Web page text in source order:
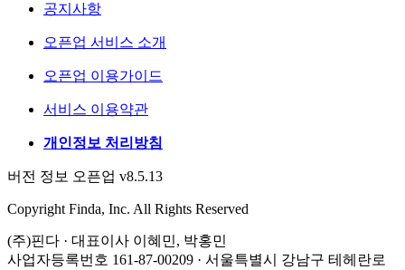
공지사항
오픈업 서비스 소개
오픈업 이용가이드
서비스 이용약관
개인정보 처리방침
버전 정보 오픈업 v8.5.13
Copyright Finda, Inc. All Rights Reserved
(주)핀다 · 대표이사 이혜민, 박홍민
사업자등록번호 161-87-00209 · 서울특별시 강남구 테헤란로